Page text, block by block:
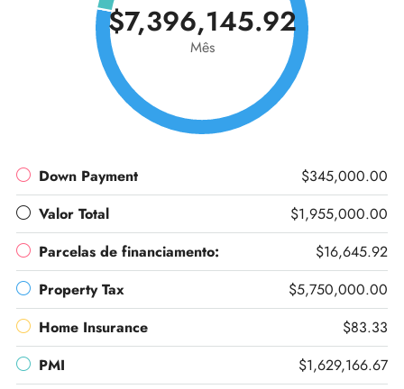
$7,396,145.92
Mês
Down Payment
$345,000.00
Valor Total
$1,955,000.00
Parcelas de financiamento:
$16,645.92
Property Tax
$5,750,000.00
Home Insurance
$83.33
PMI
$1,629,166.67